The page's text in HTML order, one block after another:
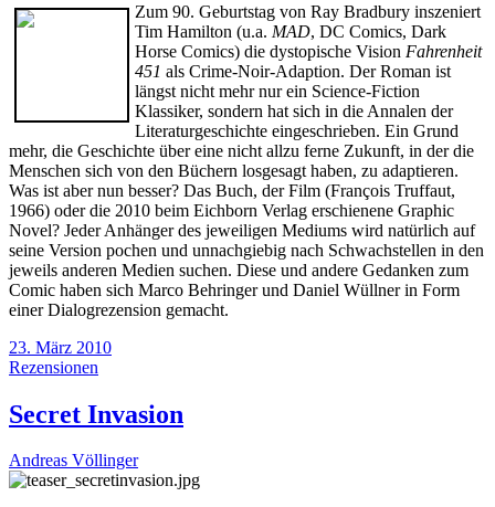
Zum 90. Geburtstag von Ray Bradbury inszeniert
Tim Hamilton (u.a. MAD, DC Comics, Dark
Horse Comics) die dystopische Vision Fahrenheit
451 als Crime-Noir-Adaption. Der Roman ist
längst nicht mehr nur ein Science-Fiction
Klassiker, sondern hat sich in die Annalen der
Literaturgeschichte eingeschrieben. Ein Grund
mehr, die Geschichte über eine nicht allzu ferne Zukunft, in der die
Menschen sich von den Büchern losgesagt haben, zu adaptieren.
Was ist aber nun besser? Das Buch, der Film (François Truffaut,
1966) oder die 2010 beim Eichborn Verlag erschienene Graphic
Novel? Jeder Anhänger des jeweiligen Mediums wird natürlich auf
seine Version pochen und unnachgiebig nach Schwachstellen in den
jeweils anderen Medien suchen. Diese und andere Gedanken zum
Comic haben sich Marco Behringer und Daniel Wüllner in Form
einer Dialogrezension gemacht.
23. März 2010
Rezensionen
Secret Invasion
Andreas Völlinger